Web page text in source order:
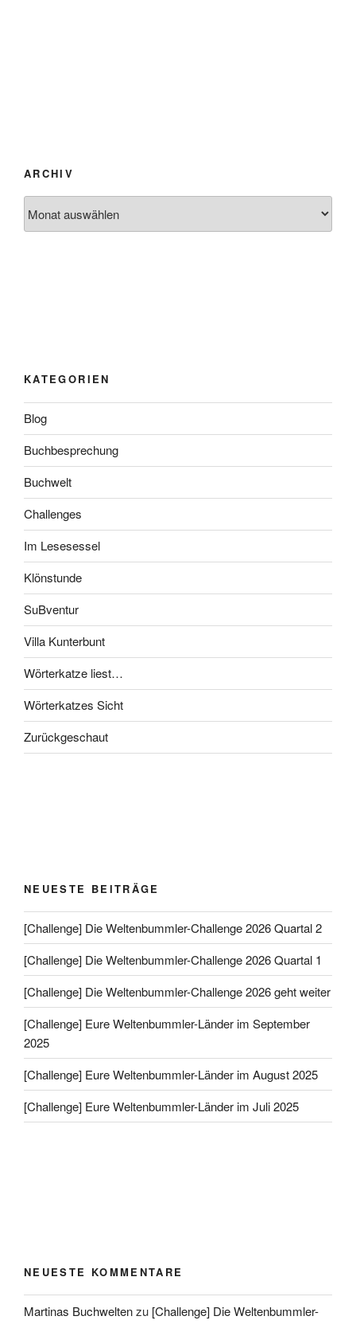
ARCHIV
KATEGORIEN
Blog
Buchbesprechung
Buchwelt
Challenges
Im Lesesessel
Klönstunde
SuBventur
Villa Kunterbunt
Wörterkatze liest…
Wörterkatzes Sicht
Zurückgeschaut
NEUESTE BEITRÄGE
[Challenge] Die Weltenbummler-Challenge 2026 Quartal 2
[Challenge] Die Weltenbummler-Challenge 2026 Quartal 1
[Challenge] Die Weltenbummler-Challenge 2026 geht weiter
[Challenge] Eure Weltenbummler-Länder im September
2025
[Challenge] Eure Weltenbummler-Länder im August 2025
[Challenge] Eure Weltenbummler-Länder im Juli 2025
NEUESTE KOMMENTARE
Martinas Buchweltenzu [Challenge] Die Weltenbummler-